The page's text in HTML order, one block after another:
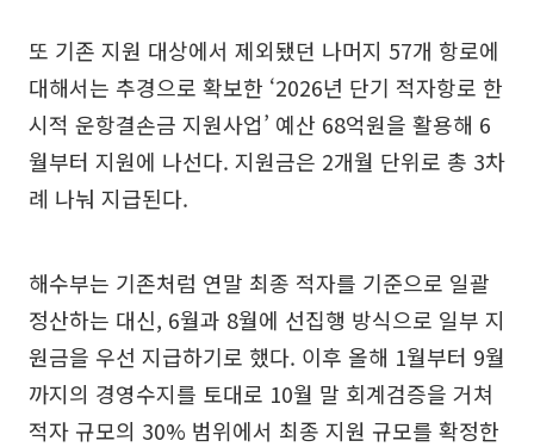
또 기존 지원 대상에서 제외됐던 나머지 57개 항로에
대해서는 추경으로 확보한 ‘2026년 단기 적자항로 한
시적 운항결손금 지원사업’ 예산 68억원을 활용해 6
월부터 지원에 나선다. 지원금은 2개월 단위로 총 3차
례 나눠 지급된다.
해수부는 기존처럼 연말 최종 적자를 기준으로 일괄
정산하는 대신, 6월과 8월에 선집행 방식으로 일부 지
원금을 우선 지급하기로 했다. 이후 올해 1월부터 9월
까지의 경영수지를 토대로 10월 말 회계검증을 거쳐
적자 규모의 30% 범위에서 최종 지원 규모를 확정한